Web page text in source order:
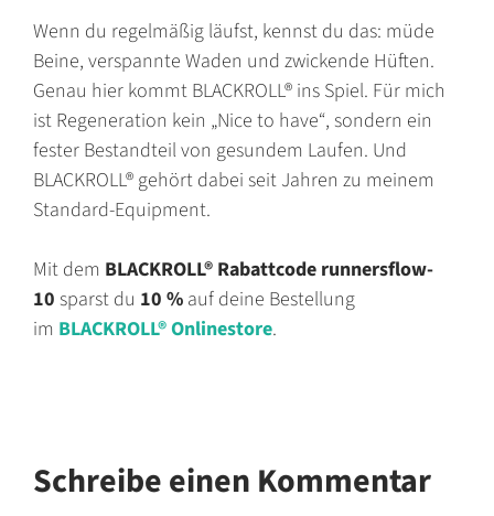
Wenn du regelmäßig läufst, kennst du das: müde
Beine, verspannte Waden und zwickende Hüften.
Genau hier kommt BLACKROLL® ins Spiel. Für mich
ist Regeneration kein „Nice to have“, sondern ein
fester Bestandteil von gesundem Laufen. Und
BLACKROLL® gehört dabei seit Jahren zu meinem
Standard-Equipment.
Mit dem BLACKROLL® Rabattcode runnersflow-
10 sparst du 10 % auf deine Bestellung
im BLACKROLL® Onlinestore.
Schreibe einen Kommentar